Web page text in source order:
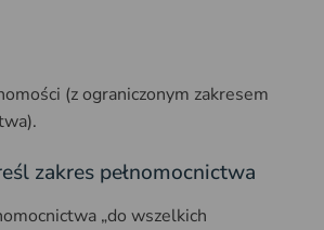
(z ograniczonym zakresem
zakres pełnomocnictwa
„do wszelkich